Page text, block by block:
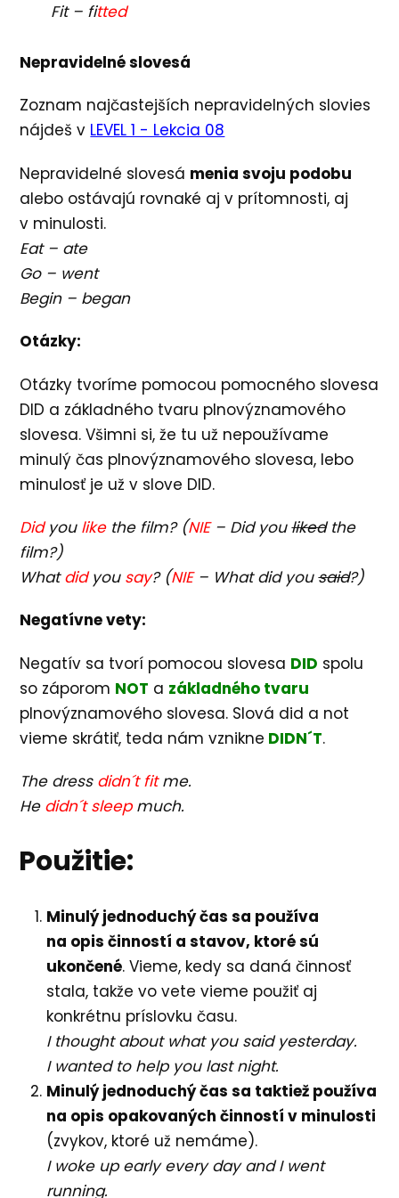
Fit – fitted
Nepravidelné slovesá
Zoznam najčastejších nepravidelných slovies
nájdeš v LEVEL 1 - Lekcia 08
Nepravidelné slovesá menia svoju podobu
alebo ostávajú rovnaké aj v prítomnosti, aj
v minulosti.
Eat – ate
Go – went
Begin – began
Otázky:
Otázky tvoríme pomocou pomocného slovesa
DID a základného tvaru plnovýznamového
slovesa. Všimni si, že tu už nepoužívame
minulý čas plnovýznamového slovesa, lebo
minulosť je už v slove DID.
Didyou likethe film? (NIE– Did youlikedthe
film?)
Whatdidyou say? (NIE– What did yousaid?)
Negatívne vety:
Negatív sa tvorí pomocou slovesa DID spolu
so záporom NOT a základného tvaru
plnovýznamového slovesa. Slová did a not
vieme skrátiť, teda nám vznikne DIDN´T.
The dress didn´t fitme.
He didn´t sleepmuch.
Použitie:
Minulý jednoduchý čas sa používa
na opis činností a stavov, ktoré sú
ukončené. Vieme, kedy sa daná činnosť
stala, takže vo vete vieme použiť aj
konkrétnu príslovku času.
I thought about what you said yesterday.
I wanted to help you last night.
Minulý jednoduchý čas sa taktiež používa
na opis opakovaných činností v minulosti
(zvykov, ktoré už nemáme).
I woke up early every day and I went
running.